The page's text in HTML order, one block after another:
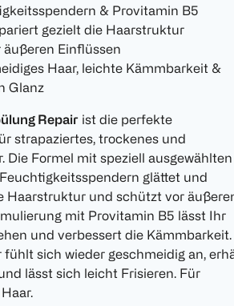
& Provitamin B5
gezielt die Haarstruktur
Einflüssen
Haar, leichte Kämmbarkeit &
Glanz
Repair ist die perfekte
strapaziertes, trockenes und
Die Formel mit speziell ausgewählten
glättet und
Haarstruktur und schützt vor
mit Provitamin B5 lässt Ihr
und verbessert die Kämmbarkeit.
fühlt sich wieder geschmeidig an,
lässt sich leicht Frisieren. Für